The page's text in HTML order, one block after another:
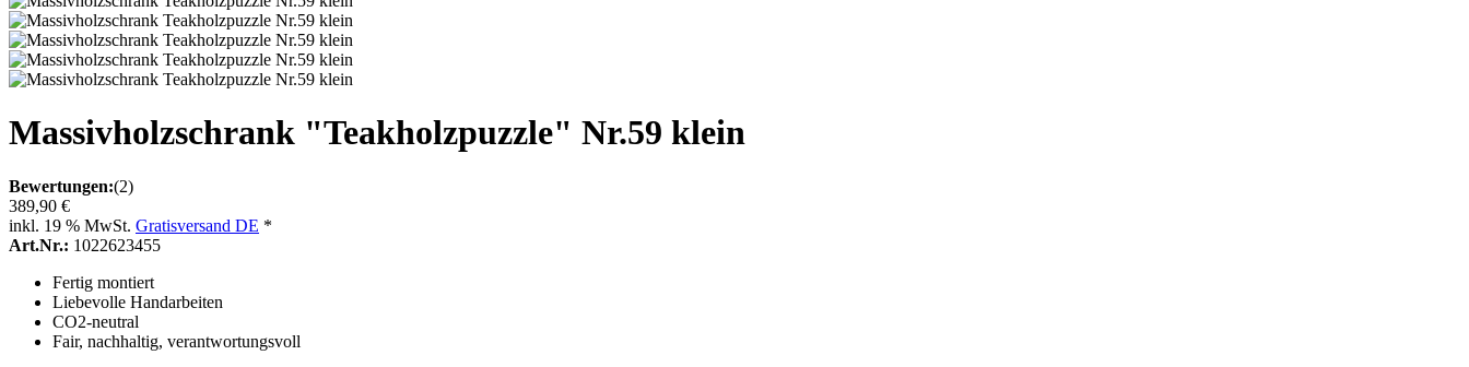
Massivholzschrank "Teakholzpuzzle" Nr.59 klein
Bewertungen:(2)
389,90 €
inkl. 19 % MwSt. Gratisversand DE *
Art.Nr.: 1022623455
Fertig montiert
Liebevolle Handarbeiten
CO2-neutral
Fair, nachhaltig, verantwortungsvoll